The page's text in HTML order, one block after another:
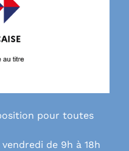
pour toutes
de 9h à 18h